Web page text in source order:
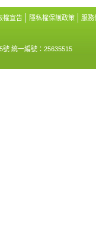
權宣告 隱私權保護政策 服務
號 統一編號：25635515